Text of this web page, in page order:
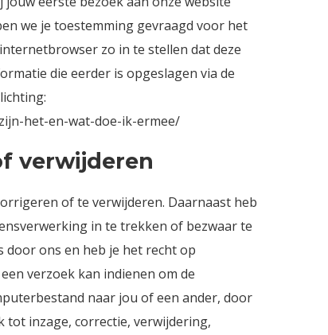
we je toestemming gevraagd voor het
zo in te stellen dat deze
die eerder is opgeslagen via de
het-en-wat-doe-ik-ermee/
verwijderen
of te verwijderen. Daarnaast heb
in te trekken of bezwaar te
door ons en heb je het recht op
verzoek kan indienen om de
naar jou of een ander, door
tot inzage, correctie, verwijdering,